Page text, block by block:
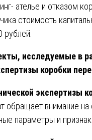
ателье и отказом
стоимость
исследуемые в
коробки
экспертизы
обращает внимание
параметры и